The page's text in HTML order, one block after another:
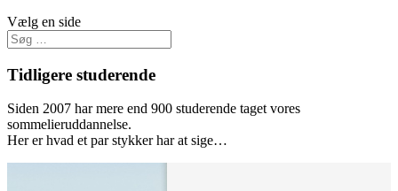
Vælg en side
Tidligere studerende
Siden 2007 har mere end 900 studerende taget vores
sommelieruddannelse.
Her er hvad et par stykker har at sige…